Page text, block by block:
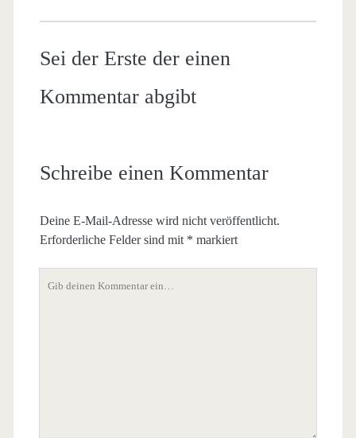
Sei der Erste der einen
Kommentar abgibt
Schreibe einen Kommentar
Deine E-Mail-Adresse wird nicht veröffentlicht.
Erforderliche Felder sind mit * markiert